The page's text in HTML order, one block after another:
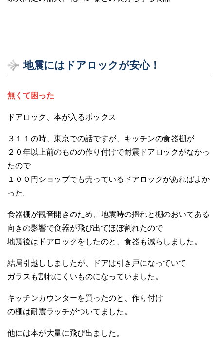
地震にはドアロックが安心！
無くて困った
ドアロック、本が入るボックス
３１１の時、東京での話ですが、キッチンの食器棚が
２０年以上前のものの作り付けで耐震ドアロックがなかっ
たので
１００円ショップでも売っているドアロックがあればよか
った。
食器棚が観音開きのため、地震時の揺れと棚のおいてある
向きの影響で食器が飛び出てほぼ割れたので
地震後はドアロックをしたのと、食器も減らしました。
結局引越ししましたが、ドアは引き戸になっていて
ガラスも割れにくいものになっていました。
キッチンカウンターを買ったのと、作り付け
の棚は耐震ラッチがついてました。
他には本が大量に飛び出ました。